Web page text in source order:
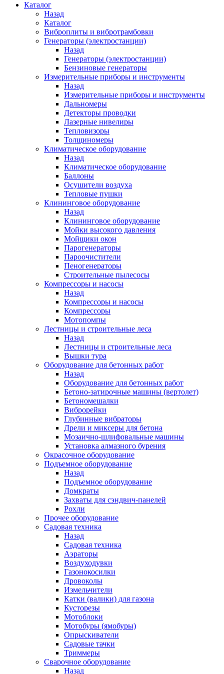
Каталог
Назад
Каталог
Виброплиты и вибротрамбовки
Генераторы (электростанции)
Назад
Генераторы (электростанции)
Бензиновые генераторы
Измерительные приборы и инструменты
Назад
Измерительные приборы и инструменты
Дальномеры
Детекторы проводки
Лазерные нивелиры
Тепловизоры
Толщиномеры
Климатическое оборудование
Назад
Климатическое оборудование
Баллоны
Осушители воздуха
Тепловые пушки
Клининговое оборудование
Назад
Клининговое оборудование
Мойки высокого давления
Мойщики окон
Парогенераторы
Пароочистители
Пеногенераторы
Строительные пылесосы
Компрессоры и насосы
Назад
Компрессоры и насосы
Компрессоры
Мотопомпы
Лестницы и строительные леса
Назад
Лестницы и строительные леса
Вышки тура
Оборудование для бетонных работ
Назад
Оборудование для бетонных работ
Бетоно-затирочные машины (вертолет)
Бетономешалки
Виброрейки
Глубинные вибраторы
Дрели и миксеры для бетона
Мозаично-шлифовальные машины
Установка алмазного бурения
Окрасочное оборудование
Подъемное оборудование
Назад
Подъемное оборудование
Домкраты
Захваты для сэндвич-панелей
Рохли
Прочее оборудование
Садовая техника
Назад
Садовая техника
Аэраторы
Воздуходувки
Газонокосилки
Дровоколы
Измельчители
Катки (валики) для газона
Кусторезы
Мотоблоки
Мотобуры (ямобуры)
Опрыскиватели
Садовые тачки
Триммеры
Сварочное оборудование
Назад